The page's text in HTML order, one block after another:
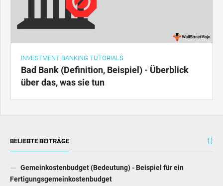
INVESTMENT BANKING TUTORIALS
Bad Bank (Definition, Beispiel) - Überblick
über das, was sie tun
BELIEBTE BEITRÄGE
Gemeinkostenbudget (Bedeutung) - Beispiel für ein
Fertigungsgemeinkostenbudget